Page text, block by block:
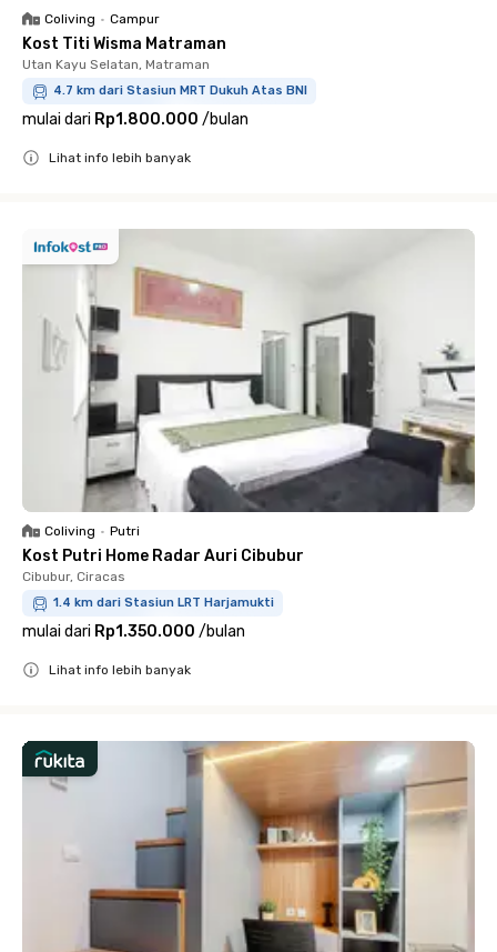
Coliving • Campur
Kost Titi Wisma Matraman
Utan Kayu Selatan, Matraman
4.7 km dari Stasiun MRT Dukuh Atas BNI
mulai dari Rp1.800.000 /bulan
Lihat info lebih banyak
Coliving • Putri
Kost Putri Home Radar Auri Cibubur
Cibubur, Ciracas
1.4 km dari Stasiun LRT Harjamukti
mulai dari Rp1.350.000 /bulan
Lihat info lebih banyak